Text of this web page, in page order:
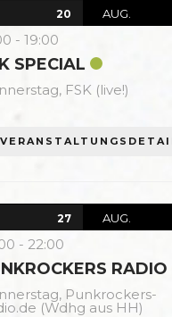
20 AUG.
- 19:00
SPECIAL
FSK (live!)
27 AUG.
- 22:00
RADIO
Punkrockers-
(Wdhg aus HH)